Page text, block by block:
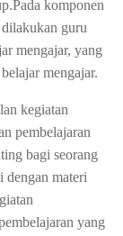
komponen
guru
mengajar, yang
mengajar.
kegiatan
pembelajaran
bagi seorang
dengan materi
yang